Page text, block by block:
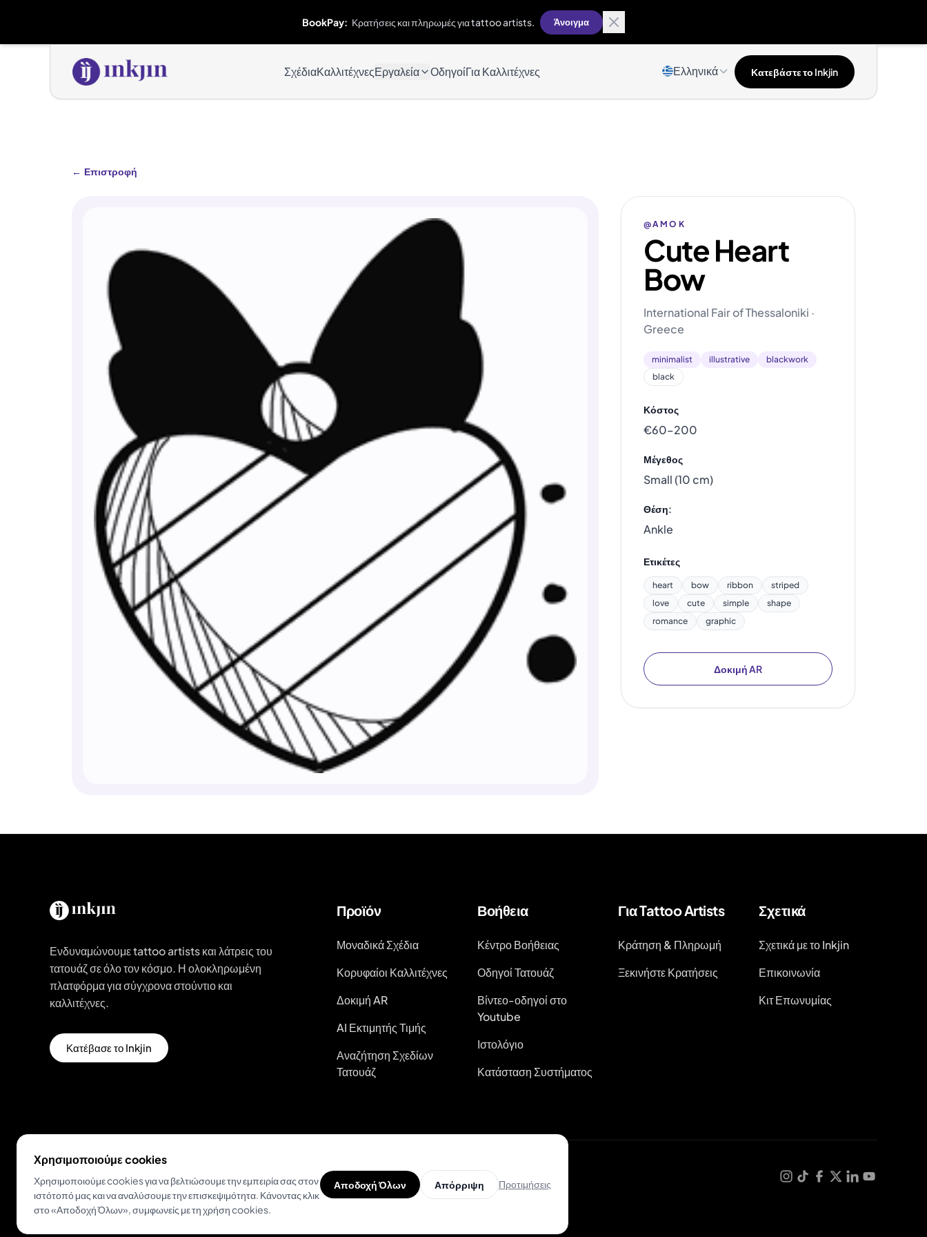
BookPay: Κρατήσεις και πληρωμές για tattoo artists. Άνοιγμα
ΣχέδιαΚαλλιτέχνεςΕργαλεία ΟδηγοίΓια Καλλιτέχνες Ελληνικά Κατεβάστε το Inkjin
← Επιστροφή
@AMOK
Cute Heart
Bow
International Fair of Thessaloniki ·
Greece
minimalist illustrative
blackwork
black
Κόστος
€60–200
Μέγεθος
Small (10 cm)
Θέση:
Ankle
Ετικέτες
heart bow ribbon
striped
love
cute simple
shape
romance
graphic
Δοκιμή AR
Ενδυναμώνουμε tattoo artists και λάτρεις του
τατουάζ σε όλο τον κόσμο. Η ολοκληρωμένη
πλατφόρμα για σύγχρονα στούντιο και
καλλιτέχνες.
Κατέβασε το Inkjin
Προϊόν
Μοναδικά Σχέδια
Κορυφαίοι Καλλιτέχνες
Δοκιμή AR
AI Εκτιμητής Τιμής
Αναζήτηση Σχεδίων
Τατουάζ
Βοήθεια
Κέντρο Βοήθειας
Οδηγοί Τατουάζ
Βίντεο-οδηγοί στο
Youtube
Ιστολόγιο
Κατάσταση Συστήματος
Για Tattoo Artists
Κράτηση & Πληρωμή
Ξεκινήστε Κρατήσεις
Σχετικά
Σχετικά με το Inkjin
Επικοινωνία
Κιτ Επωνυμίας
© 2026 InkjinΠολιτική Απορρήτου
Χρησιμοποιούμε cookies
Χρησιμοποιούμε cookies για να βελτιώσουμε την εμπειρία σας στον
ιστότοπό μας και να αναλύσουμε την επισκεψιμότητα. Κάνοντας κλικ
στο «Αποδοχή Όλων», συμφωνείς με τη χρήση cookies.
Αποδοχή Όλων Απόρριψη Προτιμήσεις